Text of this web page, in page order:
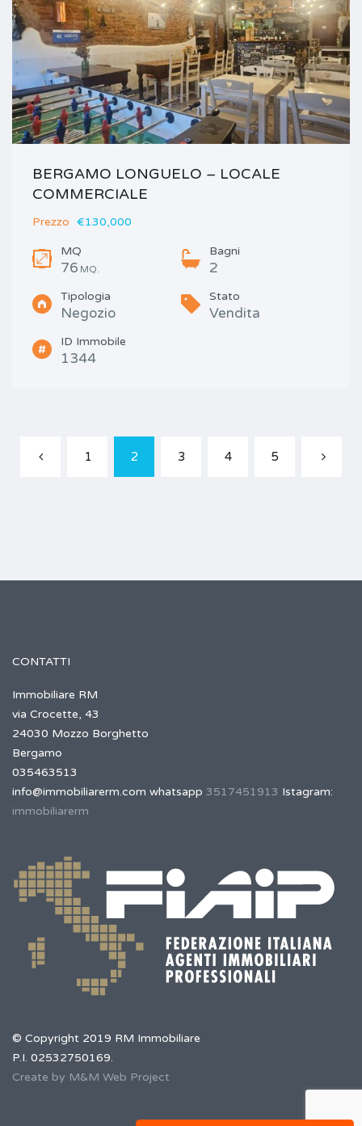
BERGAMO LONGUELO – LOCALE
COMMERCIALE
Prezzo €130,000
MQ
76 MQ.
Bagni
2
Tipologia
Negozio
Stato
Vendita
ID Immobile
1344
1 2 3 4 5
CONTATTI
Immobiliare RM
via Crocette, 43
24030 Mozzo Borghetto
Bergamo
035463513
info@immobiliarerm.com whatsapp 3517451913 Istagram:
immobiliarerm
© Copyright 2019 RM Immobiliare
P.I. 02532750169.
Create by M&M Web Project